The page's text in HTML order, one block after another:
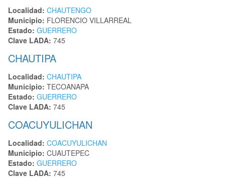
Localidad: CHAUTENGO
Municipio: FLORENCIO VILLARREAL
Estado: GUERRERO
Clave LADA: 745
CHAUTIPA
Localidad: CHAUTIPA
Municipio: TECOANAPA
Estado: GUERRERO
Clave LADA: 745
COACUYULICHAN
Localidad: COACUYULICHAN
Municipio: CUAUTEPEC
Estado: GUERRERO
Clave LADA: 745